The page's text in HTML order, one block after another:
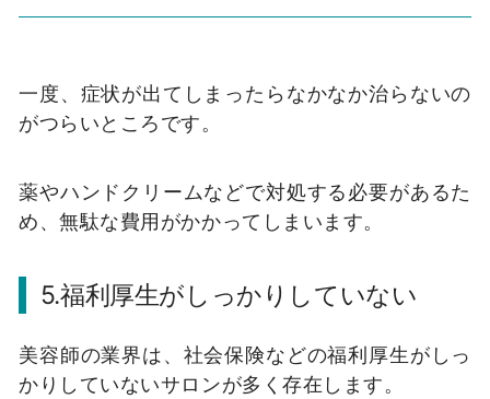
一度、症状が出てしまったらなかなか治らないの
がつらいところです。
薬やハンドクリームなどで対処する必要があるた
め、無駄な費用がかかってしまいます。
5.福利厚生がしっかりしていない
美容師の業界は、社会保険などの福利厚生がしっ
かりしていないサロンが多く存在します。